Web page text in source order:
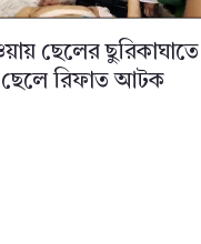
ছেলের ছুরিকাঘাতে
ছেলে রিফাত আটক